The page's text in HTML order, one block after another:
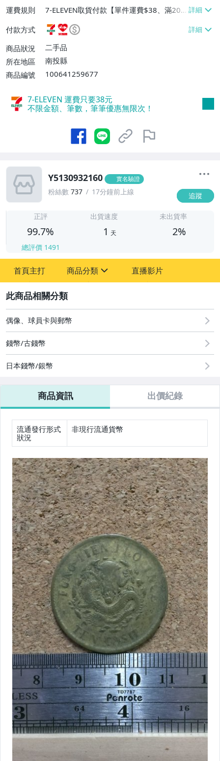
運費規則
7-ELEVEN取貨付款【單件運費$38、滿20
件或消費滿$20000免運費】、萊爾富取貨
付款【單件運費$60、滿20件或消費滿$20
000免運費】、郵局掛號【單件運費$40、
滿20件或消費滿$20000免運費】
付款方式
商品狀況
二手品
所在地區
南投縣
商品編號
100641259677
7-ELEVEN 運費只要38元
不限金額、筆數，筆筆優惠無限次！
Y5130932160 實名驗證
粉絲數 737 17分鐘前上線 追蹤
正評
99.7%
總評價 1491
出貨速度
1 天
未出貨率
2%
首頁主打 商品分類
古董、藝術與礦石
偶像、球員卡與郵幣
直播影片
偶像、球員卡與郵幣
錢幣/古錢幣
日本錢幣/銀幣
商品資訊 出價紀錄
流通發行形式
狀況
非現行流通貨幣